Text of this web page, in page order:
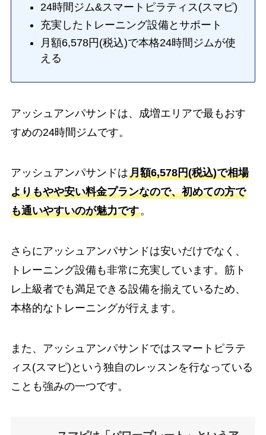
24時間ジム&スマートピラティス(スマピ)
充実したトレーニング設備とサポート
月額6,578円(税込)で本格24時間ジムが使
える
アッシュアンパサンドは、成増エリアで最もおす
すめの24時間ジムです。
アッシュアンパサンドは月額6,578円(税込)で相場
よりもやや安い料金プランなので、初めての方で
も通いやすいのが魅力です。
さらにアッシュアンパサンドは安いだけでなく、
トレーニング設備も非常に充実しています。筋ト
レ上級者でも満足できる設備を揃えているため、
本格的なトレーニングが行えます。
また、アッシュアンパサンドではスマートピラテ
ィス(スマピ)という独自のレッスンを行なっている
ことも強みの一つです。